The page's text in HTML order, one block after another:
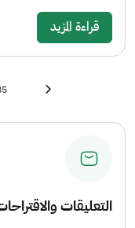
قراءة المزيد
First page
التعليقات